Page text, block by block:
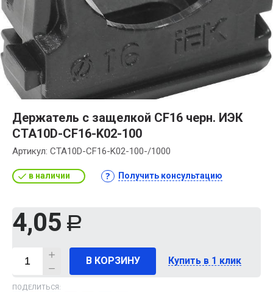
Держатель с защелкой CF16 черн. ИЭК
CTA10D-CF16-K02-100
Артикул: CTA10D-CF16-K02-100-/1000
в наличии Получить консультацию
4,05 Р
В КОРЗИНУ Купить в 1 клик
ПОДЕЛИТЬСЯ: